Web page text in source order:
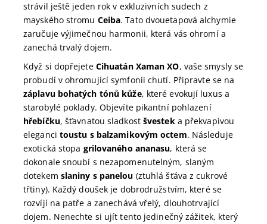
strávil ještě jeden rok v exkluzivních sudech z
mayského stromu Ceiba. Tato dvouetapová alchymie
zaručuje výjimečnou harmonii, která vás ohromí a
zanechá trvalý dojem.
Když si dopřejete Cihuatán Xaman XO, vaše smysly se
probudí v ohromující symfonii chutí. Připravte se na
záplavu bohatých tónů kůže, které evokují luxus a
starobylé poklady. Objevíte pikantní pohlazení
hřebíčku, šťavnatou sladkost švesteka překvapivou
eleganci toustu s balzamikovým octem. Následuje
exotická stopa grilovaného ananasu, která se
dokonale snoubí s nezapomenutelným, slaným
dotekem slaniny s panelou (ztuhlá šťáva z cukrové
třtiny). Každý doušek je dobrodružstvím, které se
rozvíjí na patře a zanechává vřelý, dlouhotrvající
dojem. Nenechte si ujít tento jedinečný zážitek, který